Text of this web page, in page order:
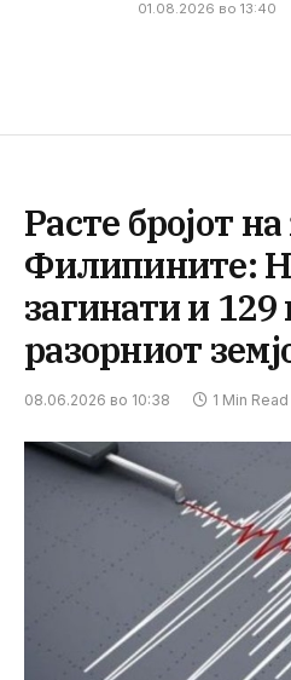
01.08.2026 во 13:40
Расте бројот
Филипините:
загинати и
разорниот
08.06.2026 во 10:38 1 Min Read